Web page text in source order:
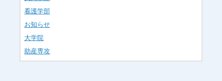
看護学部
お知らせ
大学院
助産専攻